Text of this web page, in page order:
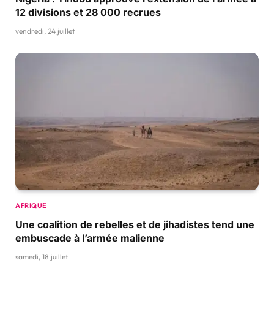
12 divisions et 28 000 recrues
vendredi, 24 juillet
AFRIQUE
Une coalition de rebelles et de jihadistes tend une
embuscade à l’armée malienne
samedi, 18 juillet